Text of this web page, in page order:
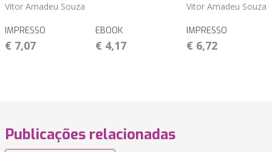
Vitor Amadeu Souza
IMPRESSO
€ 7,07
EBOOK
€ 4,17
Vitor Amadeu Souza
IMPRESSO
€ 6,72
Publicações relacionadas